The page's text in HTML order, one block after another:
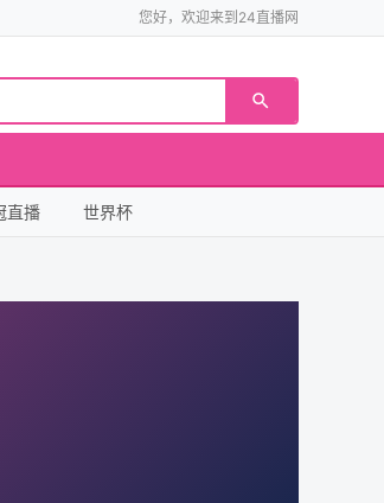
您好，欢迎来到24直播网
直播 世界杯